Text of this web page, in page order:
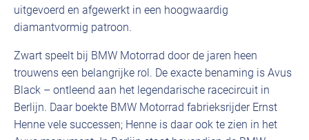
uitgevoerd en afgewerkt in een hoogwaardig
diamantvormig patroon.
Zwart speelt bij BMW Motorrad door de jaren heen
trouwens een belangrijke rol. De exacte benaming is Avus
Black – ontleend aan het legendarische racecircuit in
Berlijn. Daar boekte BMW Motorrad fabrieksrijder Ernst
Henne vele successen; Henne is daar ook te zien in het